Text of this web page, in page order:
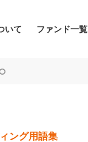
いて ファンド一覧
ング用語集